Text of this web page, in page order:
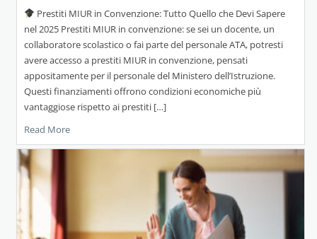
Prestiti MIUR in Convenzione: Tutto Quello che Devi Sapere
nel 2025 Prestiti MIUR in convenzione: se sei un docente, un
collaboratore scolastico o fai parte del personale ATA, potresti
avere accesso a prestiti MIUR in convenzione, pensati
appositamente per il personale del Ministero dell’Istruzione.
Questi finanziamenti offrono condizioni economiche più
vantaggiose rispetto ai prestiti […]
Read More